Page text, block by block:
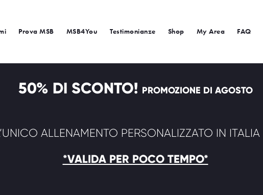
Prova MSB MSB4You Testimonianze Shop My Area FAQ
50% DI SCONTO! PROMOZIONE DI AGOSTO
ALLENAMENTO PERSONALIZZATO IN ITALIA
*VALIDA PER POCO TEMPO*